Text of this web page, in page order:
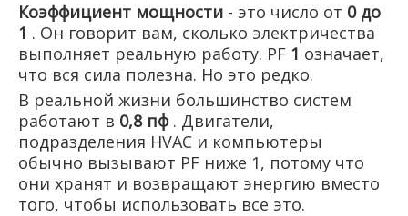
Коэффициент мощности - это число от 0 до
1 . Он говорит вам, сколько электричества
выполняет реальную работу. PF 1 означает,
что вся сила полезна. Но это редко.
В реальной жизни большинство систем
работают в 0,8 пф . Двигатели,
подразделения HVAC и компьютеры
обычно вызывают PF ниже 1, потому что
они хранят и возвращают энергию вместо
того, чтобы использовать все это.